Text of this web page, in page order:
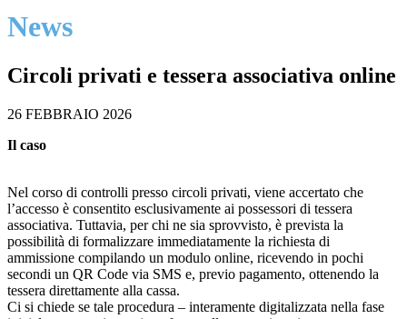
News
Circoli privati e tessera associativa online
26 FEBBRAIO 2026
Il caso
Nel corso di controlli presso circoli privati, viene accertato che
l’accesso è consentito esclusivamente ai possessori di tessera
associativa. Tuttavia, per chi ne sia sprovvisto, è prevista la
possibilità di formalizzare immediatamente la richiesta di
ammissione compilando un modulo online, ricevendo in pochi
secondi un QR Code via SMS e, previo pagamento, ottenendo la
tessera direttamente alla cassa.
Ci si chiede se tale procedura – interamente digitalizzata nella fase